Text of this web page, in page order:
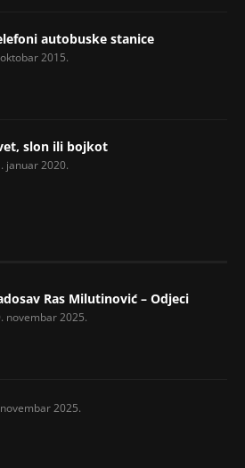
autobuske stanice
2015.
slon ili bojkot
januar 2020.
Ras Milutinović – Odjeci
novembar 2025.
2025.